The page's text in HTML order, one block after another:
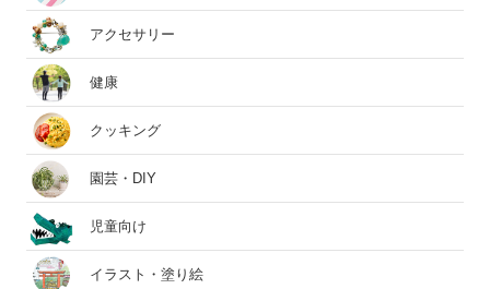
アクセサリー
健康
クッキング
園芸・DIY
児童向け
イラスト・塗り絵